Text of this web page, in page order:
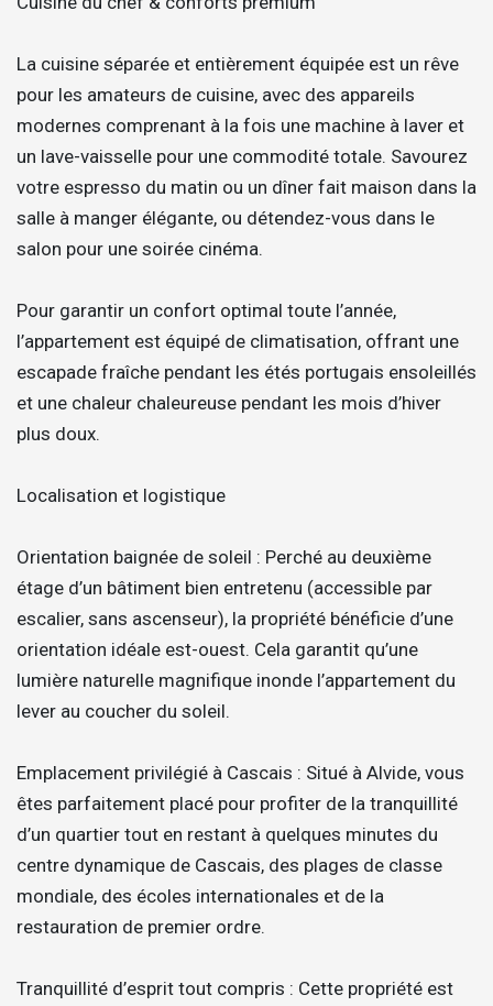
La cuisine séparée et entièrement équipée est un rêve
pour les amateurs de cuisine, avec des appareils
modernes comprenant à la fois une machine à laver et
un lave-vaisselle pour une commodité totale. Savourez
votre espresso du matin ou un dîner fait maison dans la
salle à manger élégante, ou détendez-vous dans le
salon pour une soirée cinéma.
Pour garantir un confort optimal toute l’année,
l’appartement est équipé de climatisation, offrant une
escapade fraîche pendant les étés portugais ensoleillés
et une chaleur chaleureuse pendant les mois d’hiver
plus doux.
Localisation et logistique
Orientation baignée de soleil : Perché au deuxième
étage d’un bâtiment bien entretenu (accessible par
escalier, sans ascenseur), la propriété bénéficie d’une
orientation idéale est-ouest. Cela garantit qu’une
lumière naturelle magnifique inonde l’appartement du
lever au coucher du soleil.
Emplacement privilégié à Cascais : Situé à Alvide, vous
êtes parfaitement placé pour profiter de la tranquillité
d’un quartier tout en restant à quelques minutes du
centre dynamique de Cascais, des plages de classe
mondiale, des écoles internationales et de la
restauration de premier ordre.
Tranquillité d’esprit tout compris : Cette propriété est